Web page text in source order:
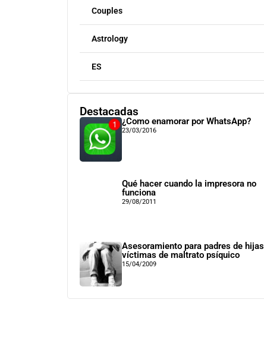
Couples
Astrology
ES
Destacadas
¿Como enamorar por WhatsApp?
23/03/2016
Qué hacer cuando la impresora no
funciona
29/08/2011
Asesoramiento para padres de hijas
víctimas de maltrato psíquico
15/04/2009